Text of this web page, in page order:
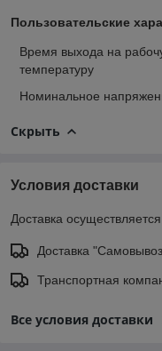
Пользовательские
Время выхода на
температуру
Номинальное
Скрыть
Условия доставки
Доставка
Доставка
Транспортная
Все условия доставки